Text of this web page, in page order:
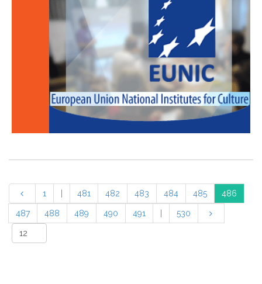
1 481 482 483 484 485 486
487 488 489 490 491 530